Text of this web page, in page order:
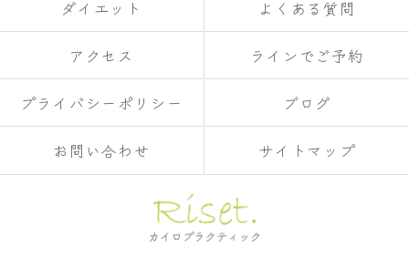
ダイエット よくある質問
アクセス ラインでご予約
プライバシーポリシー ブログ
お問い合わせ サイトマップ